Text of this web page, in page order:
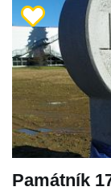
Památník